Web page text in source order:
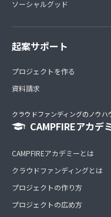
ソーシャルグッド
起案サポート
プロジェクトを作る
資料請求
クラウドファンディングのノウハ
CAMPFIREアカデ
CAMPFIREアカデミーとは
クラウドファンディングとは
プロジェクトの作り方
プロジェクトの広め方